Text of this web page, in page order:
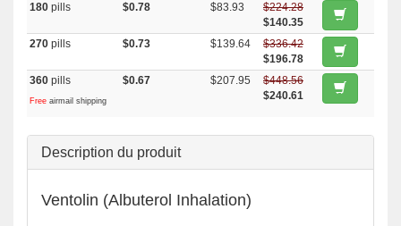
180 pills $0.78 $83.93
$224.28
$140.35
270 pills $0.73 $139.64
$336.42
$196.78
360 pills
Free airmail shipping
$0.67 $207.95
$448.56
$240.61
Description du produit
Ventolin (Albuterol Inhalation)